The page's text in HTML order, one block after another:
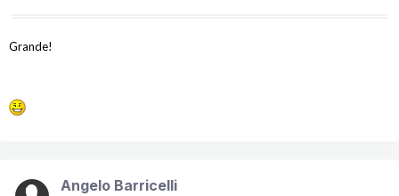
Grande!
Angelo Barricelli